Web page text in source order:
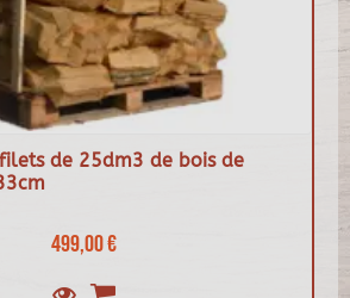
de 25dm3 de bois de
499,00 €